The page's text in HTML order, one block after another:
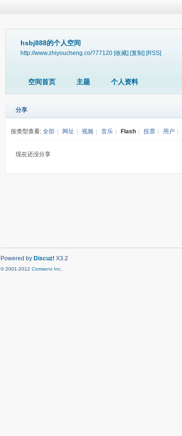
hsbj888的个人空间
http://www.zhiyoucheng.co/?77120 [收藏] [复制] [RSS]
空间首页 主题 个人资料
分享
按类型查看: 全部 网址 视频 音乐 Flash 投票 用户
现在还没分享
Powered by Discuz! X3.2
© 2001-2012 Comsenz Inc.